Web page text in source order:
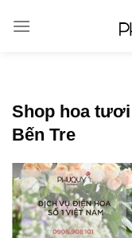
Shop hoa tươi
Bến Tre